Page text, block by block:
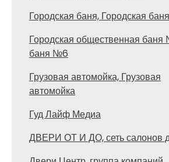
Городская баня, Городская баня
Городская общественная баня
баня №6
Грузовая автомойка, Грузовая
автомойка
Гуд Лайф Медиа
ДВЕРИ ОТ И ДО, сеть салонов